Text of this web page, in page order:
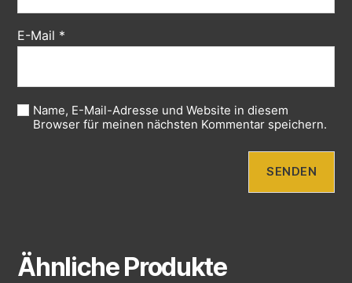
E-Mail *
Name, E-Mail-Adresse und Website in diesem
Browser für meinen nächsten Kommentar speichern.
Ähnliche Produkte